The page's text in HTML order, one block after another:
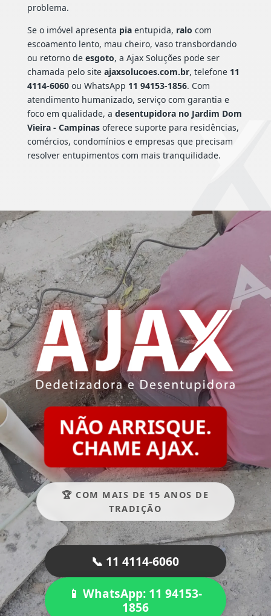
problema.
Se o imóvel apresenta piaentupida, ralo com
escoamento lento, mau cheiro, vaso transbordando
ou retorno de esgoto, a Ajax Soluções pode ser
chamada pelo site ajaxsolucoes.com.br, telefone 11
4114-6060ou WhatsApp 11 94153-1856. Com
atendimento humanizado, serviço com garantia e
foco em qualidade, a desentupidora no Jardim Dom
Vieira - Campinasoferece suporte para residências,
comércios, condomínios e empresas que precisam
resolver entupimentos com mais tranquilidade.
NÃO ARRISQUE.
CHAME AJAX.
🏆 COM MAIS DE 15 ANOS DE
TRADIÇÃO
📞 11 4114-6060
📱 WhatsApp: 11 94153-
1856